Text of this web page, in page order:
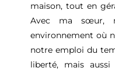
maison, tout en
Avec ma sœur,
environnement où
notre emploi du
liberté, mais aussi